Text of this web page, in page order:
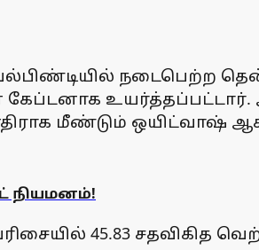
நடைபெற்ற
மீண்டும் ஒயிட்வாஷ்
நியமனம்!
45.83 சதவிகித